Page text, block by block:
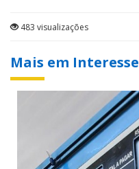
483 visualizações
Mais em